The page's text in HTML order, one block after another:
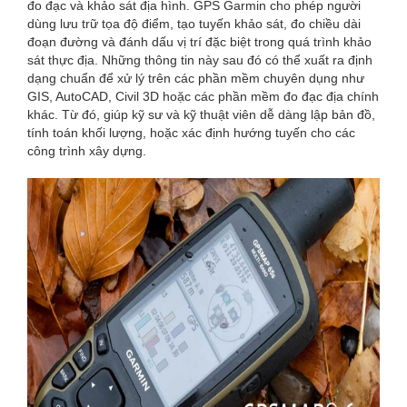
đo đạc và khảo sát địa hình. GPS Garmin cho phép người
dùng lưu trữ tọa độ điểm, tạo tuyến khảo sát, đo chiều dài
đoạn đường và đánh dấu vị trí đặc biệt trong quá trình khảo
sát thực địa. Những thông tin này sau đó có thể xuất ra định
dạng chuẩn để xử lý trên các phần mềm chuyên dụng như
GIS, AutoCAD, Civil 3D hoặc các phần mềm đo đạc địa chính
khác. Từ đó, giúp kỹ sư và kỹ thuật viên dễ dàng lập bản đồ,
tính toán khối lượng, hoặc xác định hướng tuyến cho các
công trình xây dựng.